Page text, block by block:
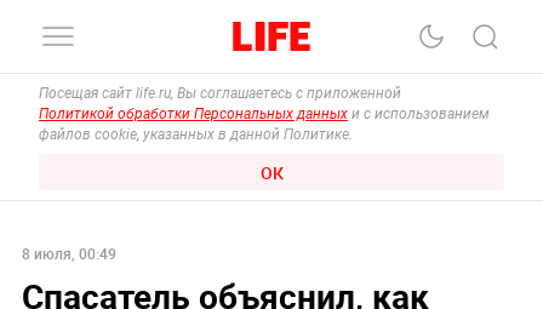
Посещая сайт life.ru, Вы соглашаетесь с приложенной
Политикой обработки Персональных данных и с использованием
файлов cookie, указанных в данной Политике.
ОК
8 июля, 00:49
Спасатель объяснил, как